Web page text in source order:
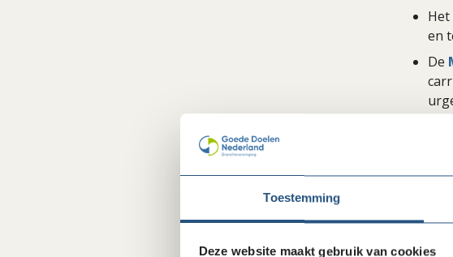
Toestemming
Deze website maakt gebruik van cookies
Het
en
De